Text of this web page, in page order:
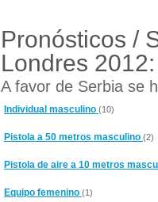
Pronósticos /
Londres 2012:
A favor de Serbia se
Individual masculino (10)
Pistola a 50 metros masculino (2)
Pistola de aire a 10 metros
Equipo femenino (1)